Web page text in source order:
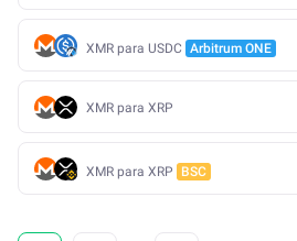
XMR para USDC Arbitrum ONE
XMR para XRP
XMR para XRP BSC